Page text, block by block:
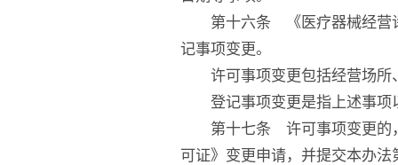
第十六条 《医疗器械经营许
记事项变更。
许可事项变更包括经营场所
登记事项变更是指上述事项
第十七条 许可事项变更的，
可证》变更申请，并提交本办